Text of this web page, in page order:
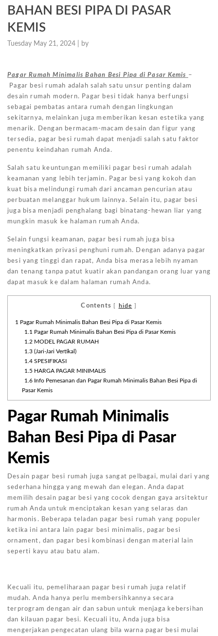
BAHAN BESI PIPA DI PASAR
KEMIS
Tuesday May 21, 2024 | by
Pagar Rumah Minimalis Bahan Besi Pipa di Pasar Kemis –
Pagar besi rumah adalah salah satu unsur penting dalam
desain rumah modern. Pagar besi tidak hanya berfungsi
sebagai pembatas antara rumah dengan lingkungan
sekitarnya, melainkan juga memberikan kesan estetika yang
menarik. Dengan bermacam-macam desain dan figur yang
tersedia, pagar besi rumah dapat menjadi salah satu faktor
penentu keindahan rumah Anda.
Salah satu keuntungan memiliki pagar besi rumah adalah
keamanan yang lebih terjamin. Pagar besi yang kokoh dan
kuat bisa melindungi rumah dari ancaman pencurian atau
perbuatan melanggar hukum lainnya. Selain itu, pagar besi
juga bisa menjadi penghalang bagi binatang-hewan liar yang
mungkin masuk ke halaman rumah Anda.
Selain fungsi keamanan, pagar besi rumah juga bisa
meningkatkan privasi penghuni rumah. Dengan adanya pagar
besi yang tinggi dan rapat, Anda bisa merasa lebih nyaman
dan tenang tanpa patut kuatir akan pandangan orang luar yang
dapat masuk ke dalam halaman rumah Anda.
Contents hide
1
Pagar Rumah Minimalis Bahan Besi Pipa di Pasar Kemis
1.1
Pagar Rumah Minimalis Bahan Besi Pipa di Pasar Kemis
1.2 MODEL PAGAR RUMAH
1.3(Jari-Jari Vertikal)
1.4SPESIFIKASI
1.5 HARGA PAGAR MINIMALIS
1.6Info Pemesanan dan Pagar Rumah Minimalis Bahan Besi Pipa di
Pasar Kemis
Pagar Rumah Minimalis
Bahan Besi Pipa di Pasar
Kemis
Desain pagar besi rumah juga sangat pelbagai, mulai dari yang
sederhana hingga yang mewah dan elegan. Anda dapat
memilih desain pagar besi yang cocok dengan gaya arsitektur
rumah Anda untuk menciptakan kesan yang selaras dan
harmonis. Beberapa teladan pagar besi rumah yang populer
ketika ini antara lain pagar besi minimalis, pagar besi
ornament, dan pagar besi kombinasi dengan material lain
seperti kayu atau batu alam.
Kecuali itu, pemeliharaan pagar besi rumah juga relatif
mudah. Anda hanya perlu membersihkannya secara
terprogram dengan air dan sabun untuk menjaga kebersihan
dan kilauan pagar besi. Kecuali itu, Anda juga bisa
mengerjakan pengecatan ulang bila warna pagar besi mulai